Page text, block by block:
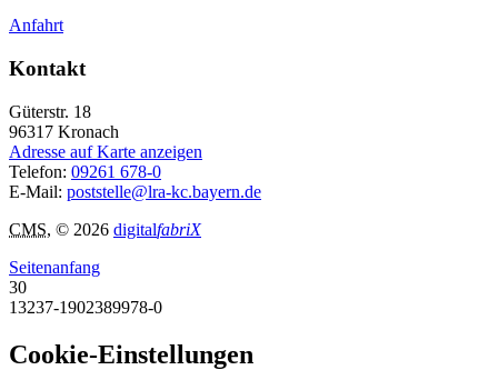
Anfahrt
Kontakt
Güterstr. 18
96317 Kronach
Adresse auf Karte anzeigen
Telefon: 09261 678-0
E-Mail: poststelle@lra-kc.bayern.de
CMS, © 2026 digitalfabriX
Seitenanfang
30
13237-1902389978-0
Cookie-Einstellungen